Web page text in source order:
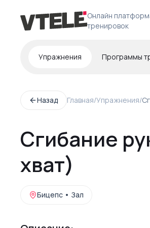
Онлайн
тренировок
Упражнения Программы
Назад Главная/Упражнения/
Сгибание
хват)
Бицепс • Зал